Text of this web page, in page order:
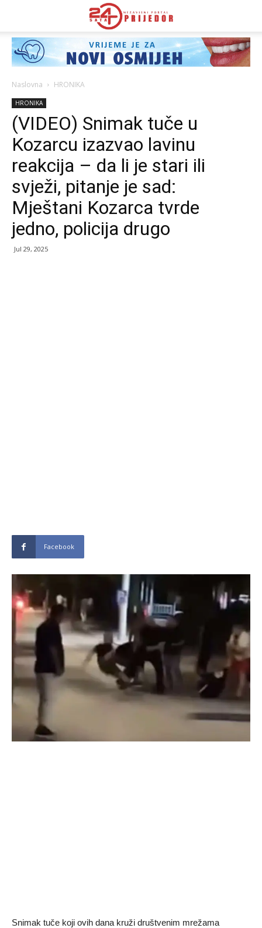
Naslovna HRONIKA
HRONIKA
(VIDEO) Snimak tuče u
Kozarcu izazvao lavinu
reakcija – da li je stari ili
svježi, pitanje je sad:
Mještani Kozarca tvrde
jedno, policija drugo
Jul 29, 2025
Facebook
Snimak tuče koji ovih dana kruži društvenim mrežama